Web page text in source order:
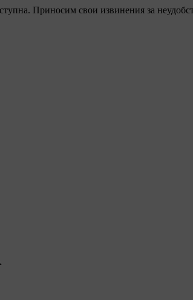
Приносим свои извинения за